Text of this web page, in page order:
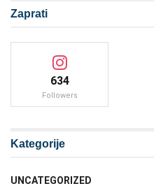
Zaprati
634
Followers
Kategorije
UNCATEGORIZED